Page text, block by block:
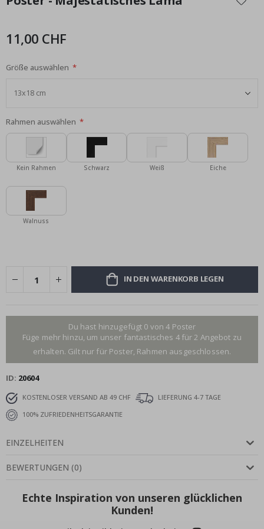
der
11,00 CHF
Größe auswählen
Rahmen auswählen
Kein Rahmen Schwarz Weiß Eiche
Walnuss
IN DEN WARENKORB LEGEN
Du hast hinzugefügt 0 von 4 Poster
Füge mehr hinzu, um unser fantastisches 4 für 2 Angebot zu
erhalten. Gilt nur für Poster, Rahmen ausgeschlossen.
ID 20604
KOSTENLOSER VERSAND AB 49 CHF
LIEFERUNG 4-7 TAGE
100% ZUFRIEDENHEITSGARANTIE
EINZELHEITEN
BEWERTUNGEN (0)
Echte Inspiration von unseren glücklichen
Kunden!